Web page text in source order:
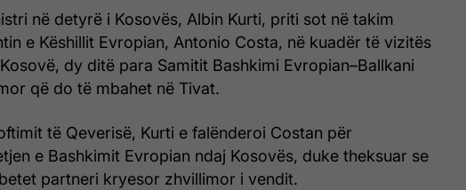
në detyrë i Kosovës, Albin Kurti, priti sot në takim
e Këshillit Evropian, Antonio Costa, në kuadër të vizitës
dy ditë para Samitit Bashkimi Evropian–Ballkani
që do të mbahet në Tivat.
të Qeverisë, Kurti e falënderoi Costan për
e Bashkimit Evropian ndaj Kosovës, duke theksuar se
partneri kryesor zhvillimor i vendit.